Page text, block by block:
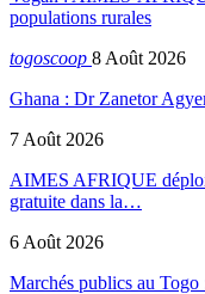
populations rurales
togoscoop 8 Août 2026
Ghana : Dr Zanetor
7 Août 2026
AIMES AFRIQUE
gratuite dans la…
6 Août 2026
Marchés publics au